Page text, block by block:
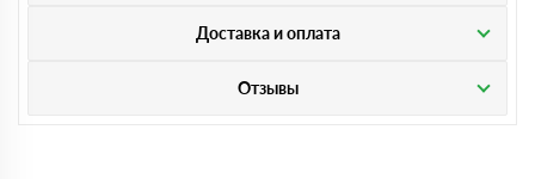
Доставка и оплата
Отзывы